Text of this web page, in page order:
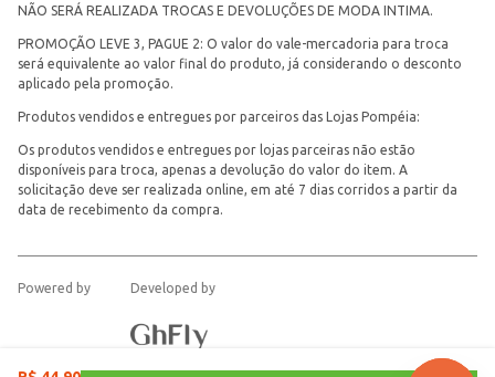
NÃO SERÁ REALIZADA TROCAS E DEVOLUÇÕES DE MODA INTIMA.
PROMOÇÃO LEVE 3, PAGUE 2: O valor do vale-mercadoria para troca
será equivalente ao valor final do produto, já considerando o desconto
aplicado pela promoção.
Produtos vendidos e entregues por parceiros das Lojas Pompéia:
Os produtos vendidos e entregues por lojas parceiras não estão
disponíveis para troca, apenas a devolução do valor do item. A
solicitação deve ser realizada online, em até 7 dias corridos a partir da
data de recebimento da compra.
Powered by Developed by